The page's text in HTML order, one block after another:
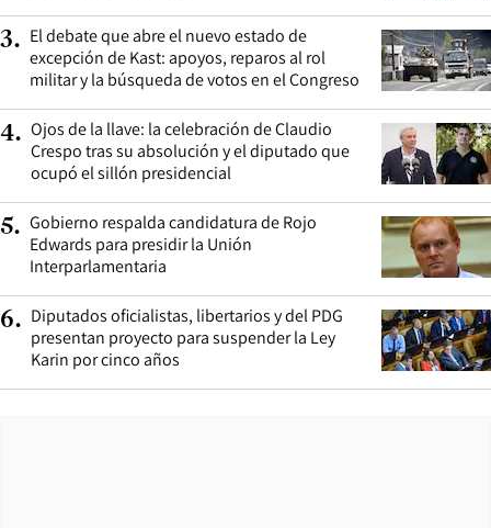
3. El debate que abre el nuevo estado de
excepción de Kast: apoyos, reparos al rol
militar y la búsqueda de votos en el Congreso
4. Ojos de la llave: la celebración de Claudio
Crespo tras su absolución y el diputado que
ocupó el sillón presidencial
5. Gobierno respalda candidatura de Rojo
Edwards para presidir la Unión
Interparlamentaria
6. Diputados oficialistas, libertarios y del PDG
presentan proyecto para suspender la Ley
Karin por cinco años